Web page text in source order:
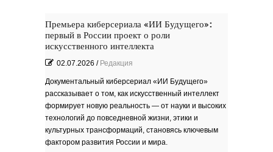
РИНА ЗЕЛЕНАЯ
В основе фильма - работа русского
писателя Василия...
Пища богов - стихи
Омский писатель на
Первом городском
Премьера киберсериала «ИИ Будущего»:
первый в России проект о роли
искусственного интеллекта
02.07.2026 / Редакция
Документальный киберсериал «ИИ Будущего»
рассказывает о том, как искусственный интеллект
формирует новую реальность — от науки и высоких
технологий до повседневной жизни, этики и
культурных трансформаций, становясь ключевым
фактором развития России и мира.